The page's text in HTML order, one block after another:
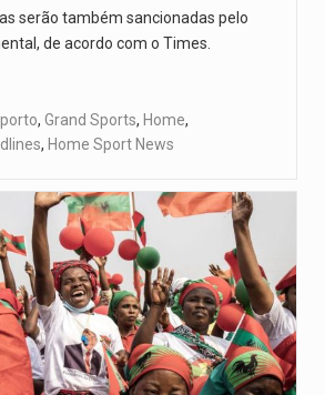
serão também sancionadas pelo
de acordo com o Times.
, Grand Sports, Home,
, Home Sport News